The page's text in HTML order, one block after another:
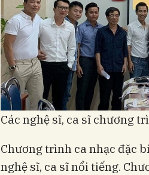
Các nghệ sĩ, ca sĩ chương
Chương trình ca nhạc đặc
nghệ sĩ, ca sĩ nổi tiếng.